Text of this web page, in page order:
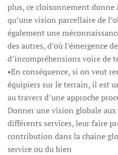
plus, ce cloisonnement donne
qu’une vision parcellaire de
également une
des autres, d’où l’émergence
d’incompréhensions voire de
•En conséquence, si on veut
équipiers sur le terrain, il est
au travers d’une approche
Donner une vision globale
différents services, leur faire
contribution dans la chaine
service ou du bien